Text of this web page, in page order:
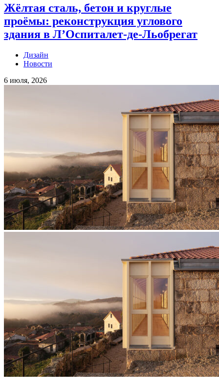
Жёлтая сталь, бетон и круглые
проёмы: реконструкция углового
здания в Л’Оспиталет-де-Льобрегат
Дизайн
Новости
6 июля, 2026